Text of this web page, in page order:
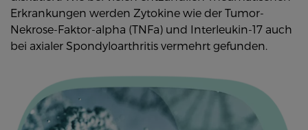
Erkrankungen werden Zytokine wie der Tumor-
Nekrose-Faktor-alpha (TNFa) und Interleukin-17 auch
bei axialer Spondyloarthritis vermehrt gefunden.